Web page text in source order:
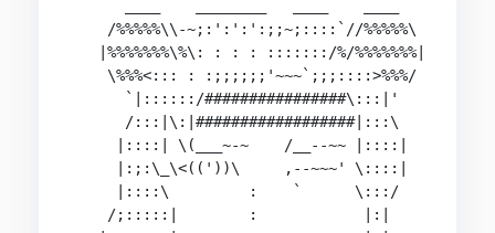
    /%%%%%\\-~;:':':':;;~;::::`//%%%%%\
   |%%%%%%%\%\: : : : :::::::/%/%%%%%%%|
    \%%%<::: : :;;;;;;'~~~`;;;::::>%%%/
      `|::::::/################\:::|'
      /:::|\:|##################|:::\
     |::::| \(___~-~    /__--~~ |::::|
     |:;:\_\<(('))\     ,--~~~' \::::|
     |::::\         :    `      \:::/
    /;:::::|        :            |:|